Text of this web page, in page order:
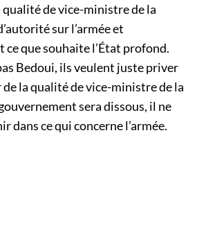
qualité de vice-ministre de la
sur l’armée et
ce que souhaite l’État profond.
Bedoui, ils veulent juste priver
de la qualité de vice-ministre de la
sera dissous, il ne
dans ce qui concerne l’armée.